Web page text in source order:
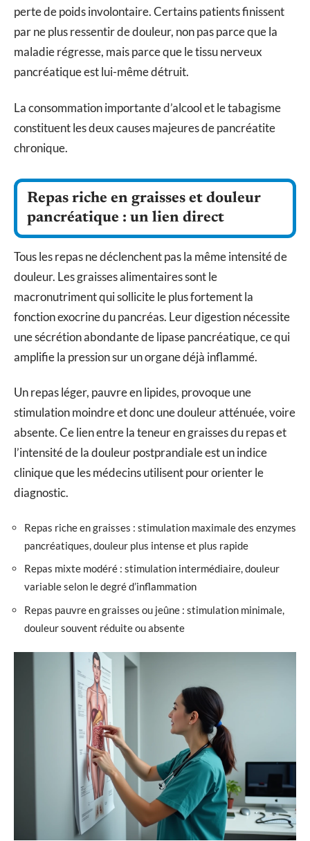
perte de poids involontaire. Certains patients finissent
par ne plus ressentir de douleur, non pas parce que la
maladie régresse, mais parce que le tissu nerveux
pancréatique est lui-même détruit.
La consommation importante d’alcool et le tabagisme
constituent les deux causes majeures de pancréatite
chronique.
Repas riche en graisses et douleur
pancréatique : un lien direct
Tous les repas ne déclenchent pas la même intensité de
douleur. Les graisses alimentaires sont le
macronutriment qui sollicite le plus fortement la
fonction exocrine du pancréas. Leur digestion nécessite
une sécrétion abondante de lipase pancréatique, ce qui
amplifie la pression sur un organe déjà inflammé.
Un repas léger, pauvre en lipides, provoque une
stimulation moindre et donc une douleur atténuée, voire
absente. Ce lien entre la teneur en graisses du repas et
l’intensité de la douleur postprandiale est un indice
clinique que les médecins utilisent pour orienter le
diagnostic.
Repas riche en graisses : stimulation maximale des enzymes
pancréatiques, douleur plus intense et plus rapide
Repas mixte modéré : stimulation intermédiaire, douleur
variable selon le degré d’inflammation
Repas pauvre en graisses ou jeûne : stimulation minimale,
douleur souvent réduite ou absente